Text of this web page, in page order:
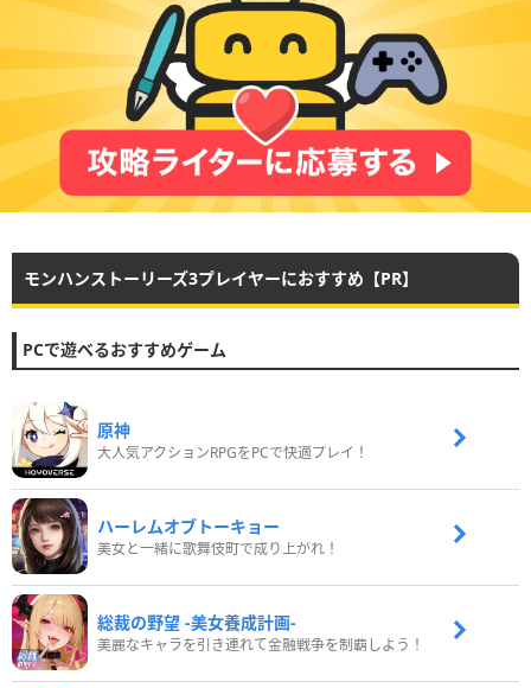
モンハンストーリーズ3プレイヤーにおすすめ【PR】
PCで遊べるおすすめゲーム
原神
大人気アクションRPGをPCで快適プレイ！
ハーレムオブトーキョー
美女と一緒に歌舞伎町で成り上がれ！
総裁の野望 -美女養成計画-
美麗なキャラを引き連れて金融戦争を制覇しよう！